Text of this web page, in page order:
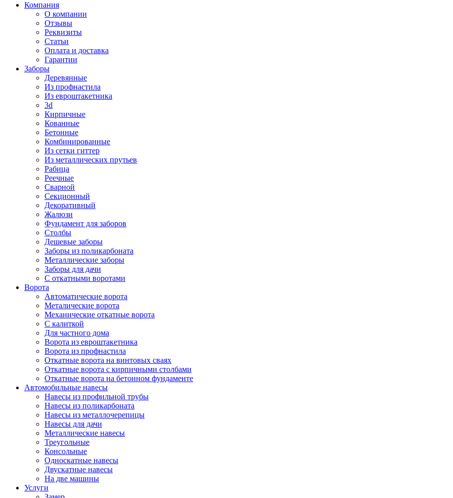
Компания
О компании
Отзывы
Реквизиты
Статьи
Оплата и доставка
Гарантии
Заборы
Деревянные
Из профнастила
Из евроштакетника
3d
Кирпичные
Кованные
Бетонные
Комбинированные
Из сетки гиттер
Из металлических прутьев
Рабица
Реечные
Сварной
Секционный
Декоративный
Жалюзи
Фундамент для заборов
Столбы
Дешевые заборы
Заборы из поликарбоната
Металлические заборы
Заборы для дачи
С откатными воротами
Ворота
Автоматические ворота
Металические ворота
Механические откатные ворота
С калиткой
Для частного дома
Ворота из евроштакетника
Ворота из профнастила
Откатные ворота на винтовых сваях
Откатные ворота с кирпичными столбами
Откатные ворота на бетонном фундаменте
Автомобильные навесы
Навесы из профильной трубы
Навесы из поликарбоната
Навесы из металлочерепицы
Навесы для дачи
Металлические навесы
Треугольные
Консольные
Односкатные навесы
Двускатные навесы
На две машины
Услуги